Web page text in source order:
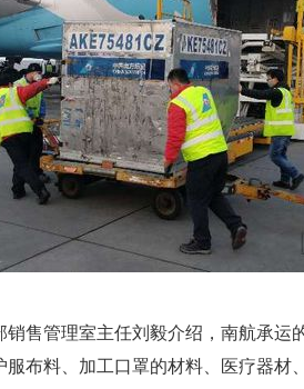
销售管理室主任刘毅介绍，南航承运
布料、加工口罩的材料、医疗器材